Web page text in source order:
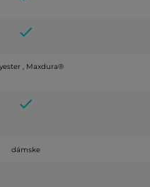
, Maxdura®
dámske